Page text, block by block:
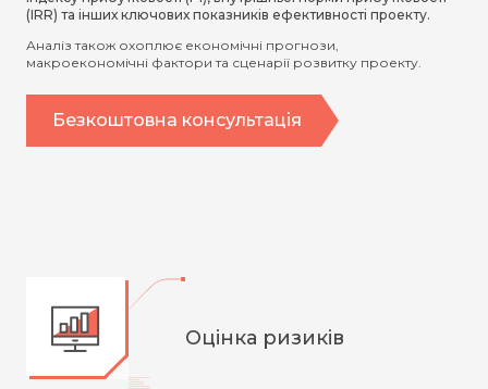
(IRR) та інших ключових показників ефективності проекту.
Аналіз також охоплює економічні прогнози,
макроекономічні фактори та сценарії розвитку проекту.
Безкоштовна консультація
Оцінка ризиків